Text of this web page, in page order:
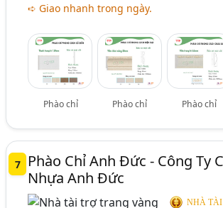
➪ Giao nhanh trong ngày.
Phào chỉ Phào chỉ Phào chỉ
7
Phào Chỉ Anh Đức - Công Ty
Nhựa Anh Đức
NHÀ TÀI